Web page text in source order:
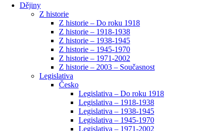
Dějiny
Z historie
Z historie – Do roku 1918
Z historie – 1918-1938
Z historie – 1938-1945
Z historie – 1945-1970
Z historie – 1971-2002
Z historie – 2003 – Současnost
Legislativa
Česko
Legislativa – Do roku 1918
Legislativa – 1918-1938
Legislativa – 1938-1945
Legislativa – 1945-1970
Legislativa – 1971-2002